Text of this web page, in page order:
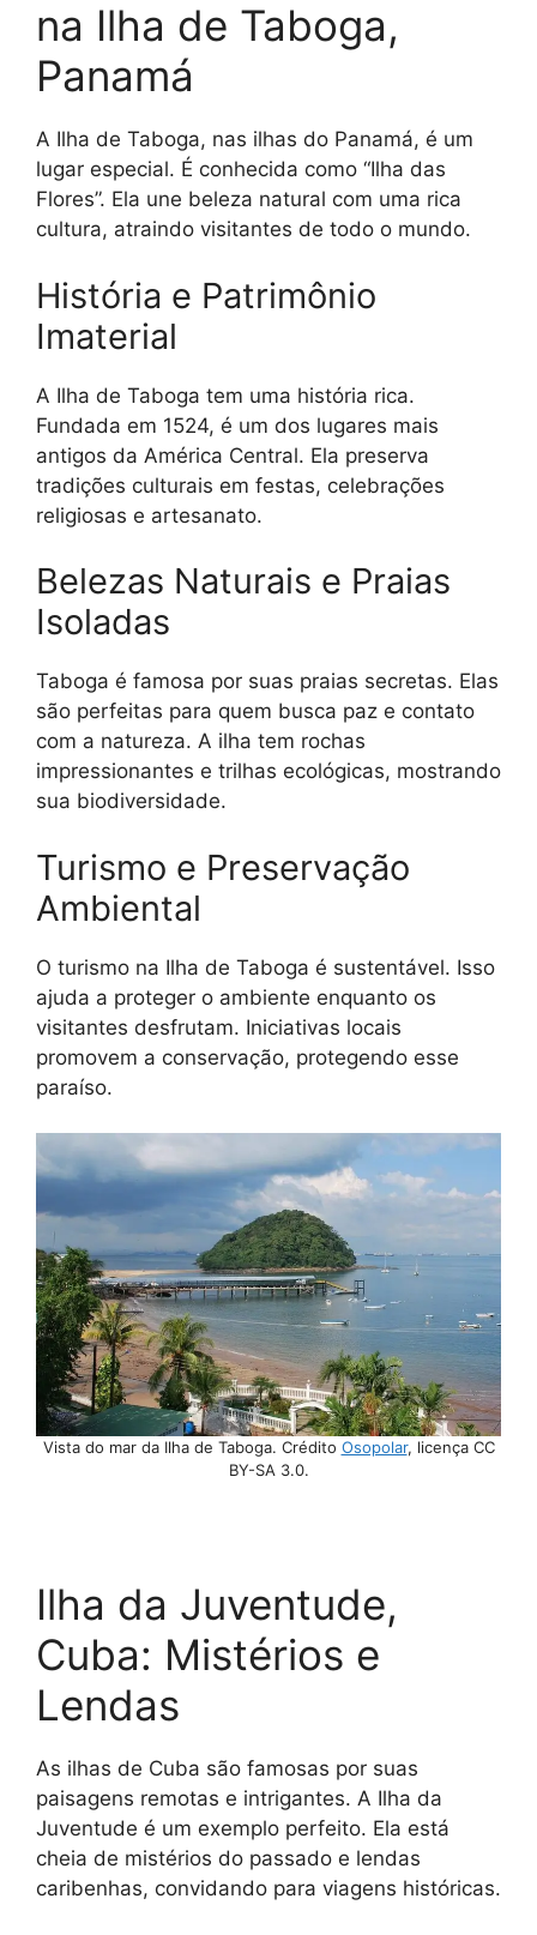
na Ilha de Taboga,
Panamá
A Ilha de Taboga, nas ilhas do Panamá, é um
lugar especial. É conhecida como “Ilha das
Flores”. Ela une beleza natural com uma rica
cultura, atraindo visitantes de todo o mundo.
História e Patrimônio
Imaterial
A Ilha de Taboga tem uma história rica.
Fundada em 1524, é um dos lugares mais
antigos da América Central. Ela preserva
tradições culturais em festas, celebrações
religiosas e artesanato.
Belezas Naturais e Praias
Isoladas
Taboga é famosa por suas praias secretas. Elas
são perfeitas para quem busca paz e contato
com a natureza. A ilha tem rochas
impressionantes e trilhas ecológicas, mostrando
sua biodiversidade.
Turismo e Preservação
Ambiental
O turismo na Ilha de Taboga é sustentável. Isso
ajuda a proteger o ambiente enquanto os
visitantes desfrutam. Iniciativas locais
promovem a conservação, protegendo esse
paraíso.
Vista do mar da Ilha de Taboga. Crédito Osopolar, licença CC
BY-SA 3.0.
Ilha da Juventude,
Cuba: Mistérios e
Lendas
As ilhas de Cuba são famosas por suas
paisagens remotas e intrigantes. A Ilha da
Juventude é um exemplo perfeito. Ela está
cheia de mistérios do passado e lendas
caribenhas, convidando para viagens históricas.